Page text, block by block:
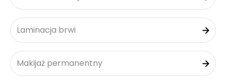
Laminacja brwi
Makijaż permanentny